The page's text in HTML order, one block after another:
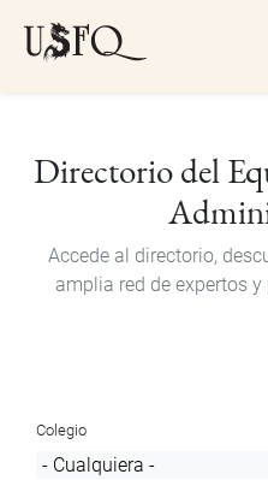
Directorio del
Accede al directorio,
amplia red de expertos
Colegio